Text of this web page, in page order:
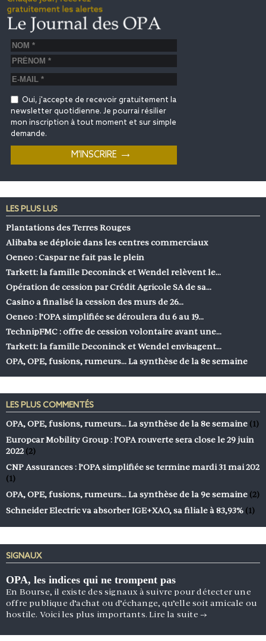
Oui, j'accepte de recevoir gratuitement la
newsletter quotidienne. Je pourrai résilier
mon inscription à tout moment et sur simple
demande.
LES PLUS LUS
Plantations des Terres Rouges
Alibaba se déploie dans les centres commerciaux
Oeneo : Caspar ne fait pas le plein
Tarkett: la famille Deconinck et Wendel relèvent le…
Opération de cession par Crédit Agricole SA de sa…
Casino a finalisé la cession des murs de 26…
Oeneo : l’OPA simplifiée se déroulera du 6 au 19…
TechnipFMC : offre de cession volontaire avant une…
Tarkett: la famille Deconinck et Wendel envisagent…
OPA, OPE, fusions, rumeurs… La synthèse de la 8e semaine
LES PLUS COMMENTÉS
OPA, OPE, fusions, rumeurs… La synthèse de la 8e semaine (1)
Europcar Mobility Group : l’OPA rouverte sera close le 29 juin
2022 (2)
CNP Assurances : l’OPA simplifiée se termine mardi 31 mai 202
(1)
OPA, OPE, fusions, rumeurs… La synthèse de la 9e semaine (2)
Schneider Electric va absorber IGE+XAO, sa filiale à 83,93% (1)
SIGNAUX
OPA, les indices qui ne trompent pas
En Bourse, il existe des signaux à suivre pour détecter une
offre publique d’achat ou d’échange, qu’elle soit amicale ou
hostile. Voici les plus importants.Lire la suite →